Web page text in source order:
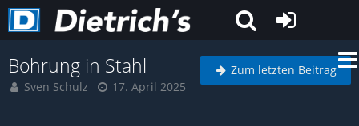
Bohrung in Stahl
Sven Schulz 17. April 2025
Zum letzten Beitrag